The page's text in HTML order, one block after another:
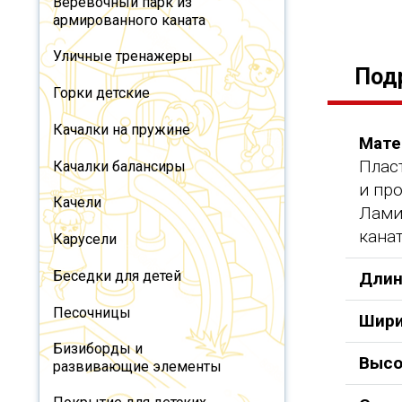
армированного каната
Уличные тренажеры
Горки детские
Качалки на пружине
Качалки балансиры
Качели
Карусели
Беседки для детей
Песочницы
Бизиборды и
развивающие элементы
и